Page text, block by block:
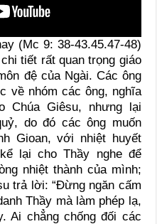
(Mc 9: 38-43.45.47-48)
tiết rất quan trọng giáo
đệ của Ngài. Các ông
về nhóm các ông, nghĩa
Chúa Giêsu, nhưng lại
do đó các ông muốn
Gioan, với nhiệt huyết
lại cho Thầy nghe để
nhiệt thành của mình;
trả lời: “Đừng ngăn cấm
Thầy mà làm phép lạ,
Ai chẳng chống đối các